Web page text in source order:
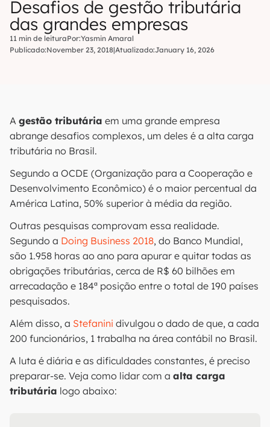
Desafios de gestão tributária
das grandes empresas
11 min de leituraPor:Yasmin Amaral
Publicado:November 23, 2018|Atualizado:January 16, 2026
A gestão tributária em uma grande empresa
abrange desafios complexos, um deles é a alta carga
tributária no Brasil.
Segundo a OCDE (Organização para a Cooperação e
Desenvolvimento Econômico) é o maior percentual da
América Latina, 50% superior à média da região.
Outras pesquisas comprovam essa realidade.
Segundo a Doing Business 2018, do Banco Mundial,
são 1.958 horas ao ano para apurar e quitar todas as
obrigações tributárias, cerca de R$ 60 bilhões em
arrecadação e 184ª posição entre o total de 190 países
pesquisados.
Além disso, a Stefanini divulgou o dado de que, a cada
200 funcionários, 1 trabalha na área contábil no Brasil.
A luta é diária e as dificuldades constantes, é preciso
preparar-se. Veja como lidar com a alta carga
tributária logo abaixo: